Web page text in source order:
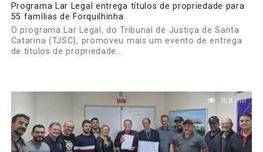
Programa Lar Legal entrega títulos de propriedade para
55 famílias de Forquilhinha
O programa Lar Legal, do Tribunal de Justiça de Santa
Catarina (TJSC), promoveu mais um evento de entrega
de títulos de propriedade...
15.8 mil